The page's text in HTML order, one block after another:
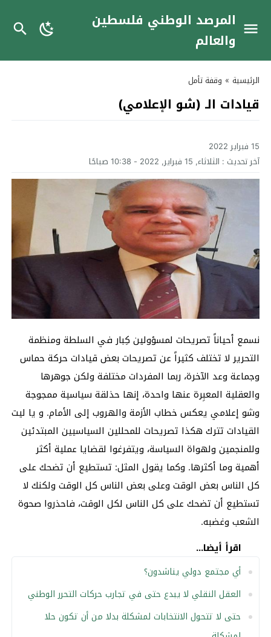
المرصد الوطني فلسطين
والعالم
الرئيسية » وقفة تأمل
قيادات الـ (شو الإعلامي)
15 فبراير 2022
آخر تحديث : الثلاثاء, 15 فبراير, 2022 - 10:38 صباحًا
نسمع أحياناً تصريحات لمسؤولين كِبار في السلطة ومنظمة
التحرير لا تختلف كثيراً عن تصريحات بعض قيادات حركة حماس
وجماعة وعد الآخرة، ربما المفردات مختلفة ولكن جوهرها
والعقلية المعبِرة عنها واحدة، إنها حذلقة سياسية ممجوجة
وشو إعلامي يعكس خطاب الأزمة والهروب إلى الأمام. و يا ليت
القيادات تترك هكذا تصريحات للمحللين السياسيين المبتدئين
وللمنجمين ولهواة السياسة، ويتفرغوا لقضايا عملية أكثر
أهمية وما أكثرها. وكما يقول المثل: تستطيع أن تضحك على
كل الناس بعض الوقت وعلى بعض الناس كل الوقت ولكنك لا
تستطيع أن تضحك على كل الناس لكل الوقت، فاحذروا صحوة
الشعب وغضبه.
اقرأ أيضا...
أي مجتمع دولي يناشدون؟
العقل النقلي لا يبدع حتى في تجارب حركات التحرر الوطني
حتى لا تتحول الانتخابات لمشكلة بدلا من أن تكون حلا